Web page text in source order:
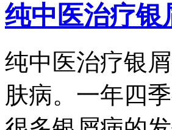
纯中医治疗银
纯中医治疗银
肤病。一年四